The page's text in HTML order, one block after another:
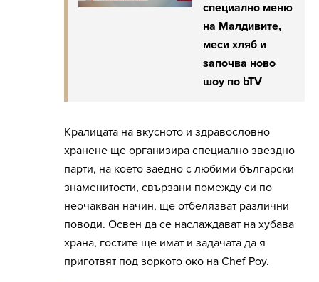
специално меню
на Малдивите,
меси хляб и
започва ново
шоу по bTV
Кралицата на вкусното и здравословно
хранене ще организира специално звездно
парти, на което заедно с любими български
знаменитости, свързани помежду си по
неочакван начин, ще отбелязват различни
поводи. Освен да се наслаждават на хубава
храна, гостите ще имат и задачата да я
приготвят под зоркото око на Chef Роу.